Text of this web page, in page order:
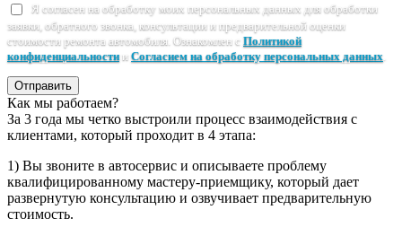
Я согласен на обработку моих персональных данных для обработки
заявки, обратного звонка, консультации и предварительной оценки
стоимости ремонта автомобиля. Ознакомлен с Политикой
конфиденциальностии Согласием на обработку персональных данных
Отправить
Как мы работаем?
За 3 года мы четко выстроили процесс взаимодействия с
клиентами, который проходит в 4 этапа:
1) Вы звоните в автосервис и описываете проблему
квалифицированному мастеру-приемщику, который дает
развернутую консультацию и озвучивает предварительную
стоимость.